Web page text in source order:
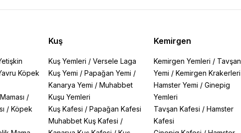
Köpek
/
/Köpek
Kuş
Kuş Yemleri / Versele Laga
Kuş Yemi / Papağan Yemi /
Kanarya Yemi / Muhabbet
Kuşu Yemleri
Kuş Kafesi / Papağan Kafesi
Muhabbet Kuş Kafesi /
Kemirgen
Kemirgen Yemleri / Tavşan
Yemi / Kemirgen Krakerleri
Hamster Yemi / Ginepig
Yemleri
Tavşan Kafesi / Hamster
Kafesi